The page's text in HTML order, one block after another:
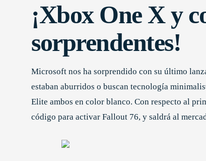
¡Xbox One X y
sorprendentes!
Microsoft nos ha sorprendido con su último
estaban aburridos o buscan tecnología
Elite ambos en color blanco. Con respecto al
código para activar Fallout 76, y saldrá al